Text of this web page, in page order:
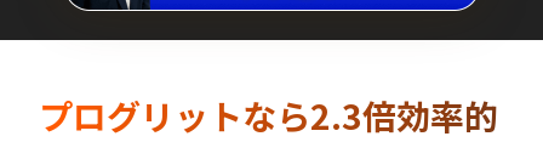
プログリットなら2.3倍効率的